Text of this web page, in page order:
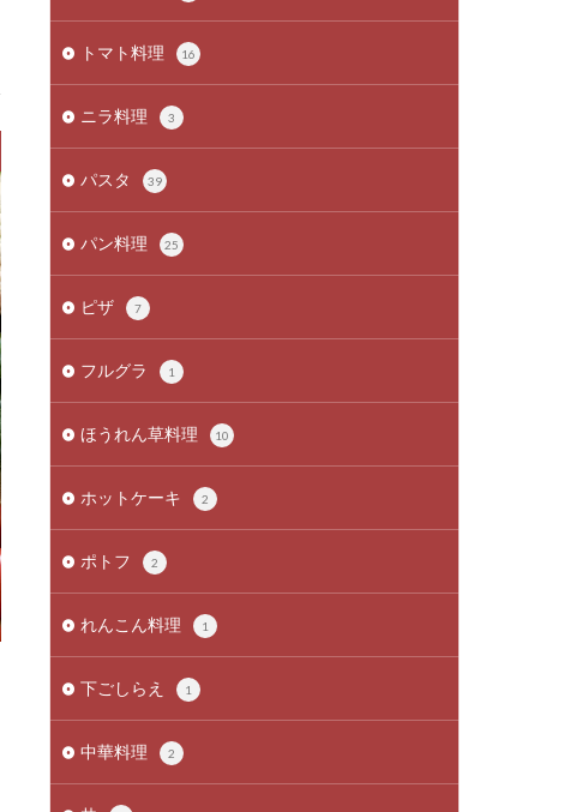
トマト料理 16
ニラ料理 3
パスタ 39
パン料理 25
ピザ 7
フルグラ 1
ほうれん草料理 10
ホットケーキ 2
ポトフ 2
れんこん料理 1
下ごしらえ 1
中華料理 2